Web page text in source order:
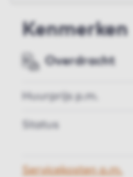
Kenmerken
Overdracht
Huurprijs p.m.
Status
Servicekosten p.m.